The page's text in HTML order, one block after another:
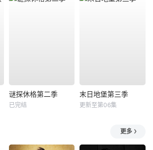
谜探休格第二季
已完结
末日地堡第三季
更新至第06集
更多